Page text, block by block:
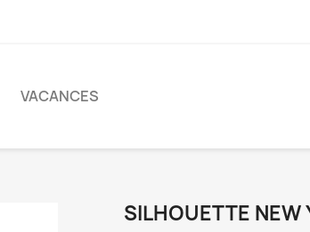
VACANCES
SILHOUETTE NEW